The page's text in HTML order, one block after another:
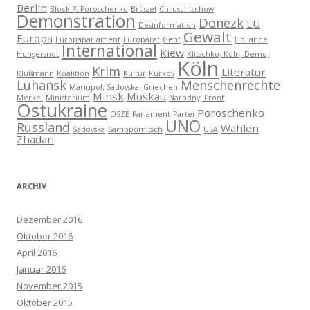
Berlin Block P. Poroschenko Brüssel Chruschtschow
Demonstration Desinformation Donezk EU
Europa Europaparlament Europarat Genf Gewalt Hollande
Hungersnot International Kiew Klitschko; Köln; Demo;
Klußmann Koalition Krim Kultur Kurkov Köln Literatur
Luhansk Mariupol; Sadovska; Griechen Menschenrechte
Merkel Ministerium Minsk Moskau Narodnyj Front
Ostukraine OSZE Parlament Partei Poroschenko
Russland Sadovska Samopomitsch UNO USA Wahlen
Zhadan
ARCHIV
Dezember 2016
Oktober 2016
April 2016
Januar 2016
November 2015
Oktober 2015